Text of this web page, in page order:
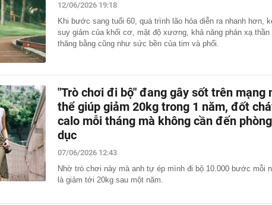
12/06/2026 19:18
Khi bước sang tuổi 60, quá trình lão hóa diễn ra nhanh hơn,
suy giảm của khối cơ, mật độ xương, khả năng phản xạ
thăng bằng cũng như sức bền của tim và phổi.
"Trò chơi đi bộ" đang gây sốt trên mạng
thể giúp giảm 20kg trong 1 năm, đốt
calo mỗi tháng mà không cần đến
dục
07/06/2026 12:43
Nhờ trò chơi này mà anh tự ép mình đi bộ 10.000 bước mỗi
là giảm tới 20kg sau một năm.